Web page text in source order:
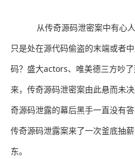
从传奇源码泄密案中有心
只是处在源代码偷盗的末端或者
码？盛大actors、唯美德三方吵
来，传奇源码泄密案由此悬而未
奇源码泄露的幕后黑手一直没有
传奇源码泄露案来了一次釜底抽
东。